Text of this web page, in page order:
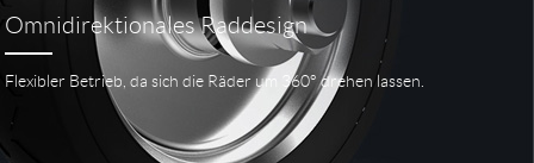
Omnidirektionales Raddesign
Flexibler Betrieb, da sich die Räder um 360° drehen lassen.